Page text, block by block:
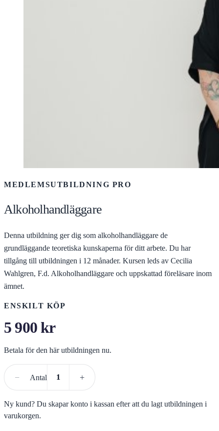
MEDLEMSUTBILDNING PRO
Alkoholhandläggare
Denna utbildning ger dig som alkoholhandläggare de
grundläggande teoretiska kunskaperna för ditt arbete. Du har
tillgång till utbildningen i 12 månader. Kursen leds av Cecilia
Wahlgren, F.d. Alkoholhandläggare och uppskattad föreläsare inom
ämnet.
ENSKILT KÖP
5 900kr
Betala för den här utbildningen nu.
− Antal +
Ny kund? Du skapar konto i kassan efter att du lagt utbildningen i
varukorgen.